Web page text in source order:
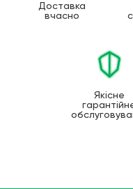
Доставка
вчасно
Якісне